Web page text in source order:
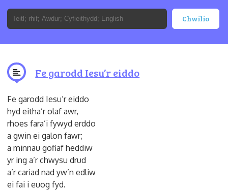
Fe garodd Iesu’r eiddo
Fe garodd Iesu’r eiddo
hyd eitha’r olaf awr,
rhoes fara’i fywyd erddo
a gwin ei galon fawr;
a minnau gofiaf heddiw
yr ing a’r chwysu drud
a’r cariad nad yw’n edliw
ei fai i euog fyd.